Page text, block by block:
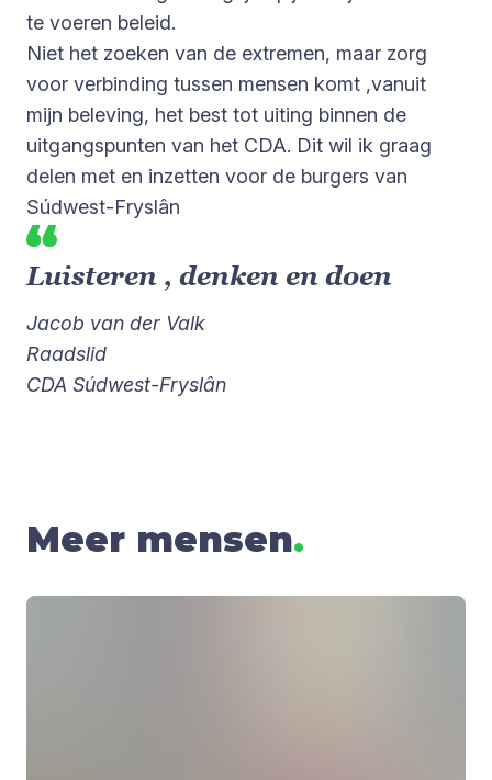
te voeren beleid.
Niet het zoeken van de extremen, maar zorg
voor verbinding tussen mensen komt ,vanuit
mijn beleving, het best tot uiting binnen de
uitgangspunten van het CDA. Dit wil ik graag
delen met en inzetten voor de burgers van
Súdwest-Fryslân
Luisteren , denken en doen
Jacob van der Valk
Raadslid
CDA Súdwest-Fryslân
Meer mensen.